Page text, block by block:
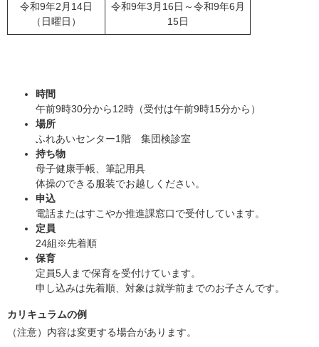
令和9年2月14日
（日曜日）
令和9年3月16日～令和9年6月
15日
時間
午前9時30分から12時（受付は午前9時15分から）
場所
ふれあいセンター1階 集団検診室
持ち物
母子健康手帳、筆記用具
体操のできる服装でお越しください。
申込
電話またはすこやか推進課窓口で受付しています。
定員
24組※先着順
保育
定員5人まで保育を受付けています。
申し込みは先着順、対象は就学前までのお子さんです。
カリキュラムの例
（注意）内容は変更する場合があります。